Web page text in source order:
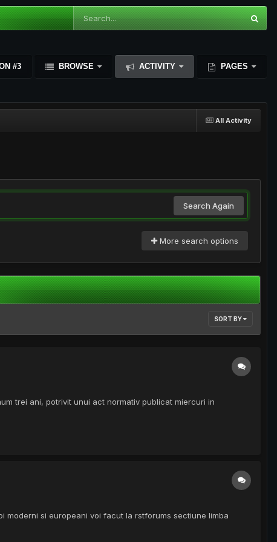
#3 BROWSE ACTIVITY PAGES
All Activity
Search Again
More search options
SORT BY
trei ani, potrivit unui act normativ publicat miercuri in
moderni si europeani voi facut la rstforums sectiune limba